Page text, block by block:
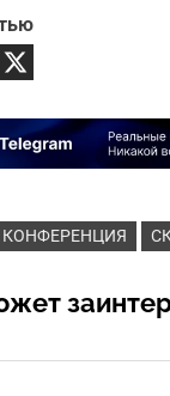
КОНФЕРЕНЦИЯ